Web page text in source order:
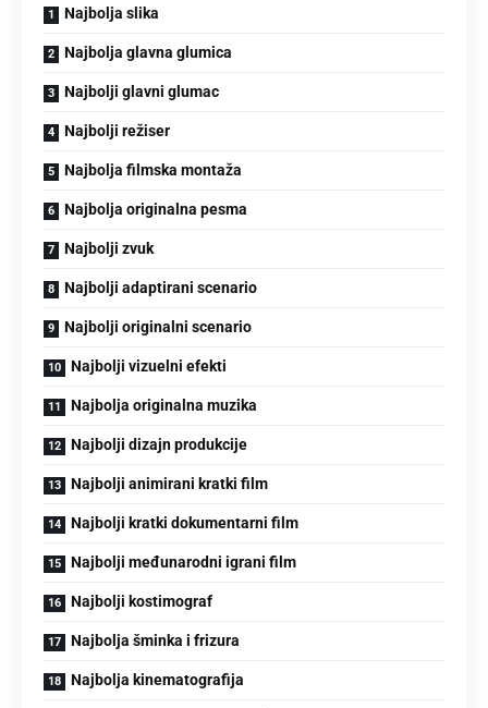
Najbolja slika
Najbolja glavna glumica
Najbolji glavni glumac
Najbolji režiser
Najbolja filmska montaža
Najbolja originalna pesma
Najbolji zvuk
Najbolji adaptirani scenario
Najbolji originalni scenario
Najbolji vizuelni efekti
Najbolja originalna muzika
Najbolji dizajn produkcije
Najbolji animirani kratki film
Najbolji kratki dokumentarni film
Najbolji međunarodni igrani film
Najbolji kostimograf
Najbolja šminka i frizura
Najbolja kinematografija